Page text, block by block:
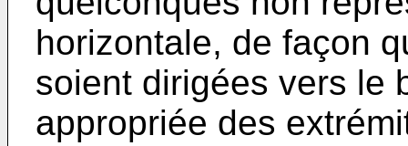
horizontale, de façon
soient dirigées vers le
appropriée des